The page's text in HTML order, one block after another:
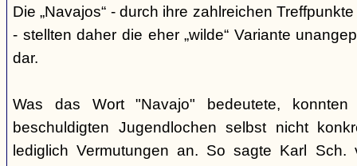
Die „Navajos“ - durch ihre zahlreichen
- stellten daher die eher „wilde“ Variante
dar.
Was das Wort "Navajo" bedeutete, konnten
beschuldigten Jugendlochen selbst nicht
lediglich Vermutungen an. So sagte Karl